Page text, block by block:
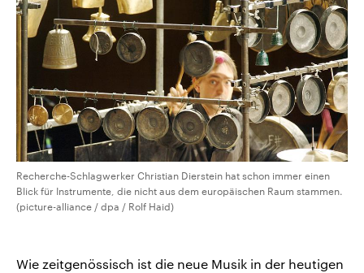
Recherche-Schlagwerker Christian Dierstein hat schon immer einen
Blick für Instrumente, die nicht aus dem europäischen Raum stammen.
(picture-alliance / dpa / Rolf Haid)
Wie zeitgenössisch ist die neue Musik in der heutigen